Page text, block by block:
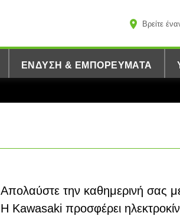
Βρείτε
ΈΝΔΥΣΗ & ΕΜΠΟΡΕΎΜΑΤΑ
Απολαύστε την καθημερινή σας
Η Kawasaki προσφέρει